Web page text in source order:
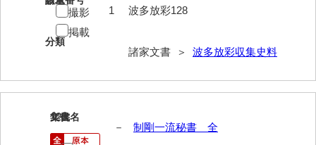
尾崎家文書（防府市）
小沢家文書（阿東町）
小沢太郎文書
小田家文書（柳井市金屋）
波多放彩128
分類
諸家文書 ＞ 波多放彩収集史料
1
撮影
掲載
129
文書名
制剛一流秘書 全
年代
－